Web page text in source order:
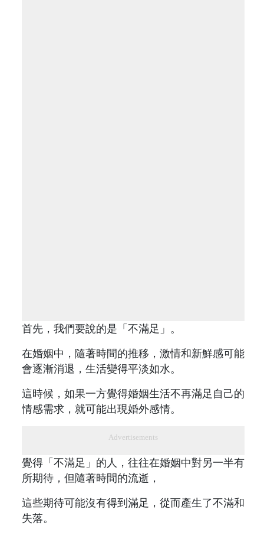
首先，我們要說的是「不滿足」。
在婚姻中，隨著時間的推移，激情和新鮮感可能
會逐漸消退，生活變得平淡如水。
這時候，如果一方覺得婚姻生活不再滿足自己的
情感需求，就可能出現婚外感情。
Advertisements
覺得「不滿足」的人，往往在婚姻中對另一半有
所期待，但隨著時間的流逝，
這些期待可能沒有得到滿足，從而產生了不滿和
失落。